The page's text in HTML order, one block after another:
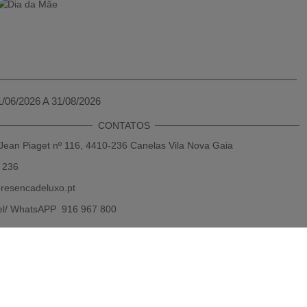
2026 A 31/08/2026
CONTATOS
Piaget nº 116, 4410-236 Canelas Vila Nova Gaia
WhatsAPP 916 967 800
rede fixa e móvel nacional)